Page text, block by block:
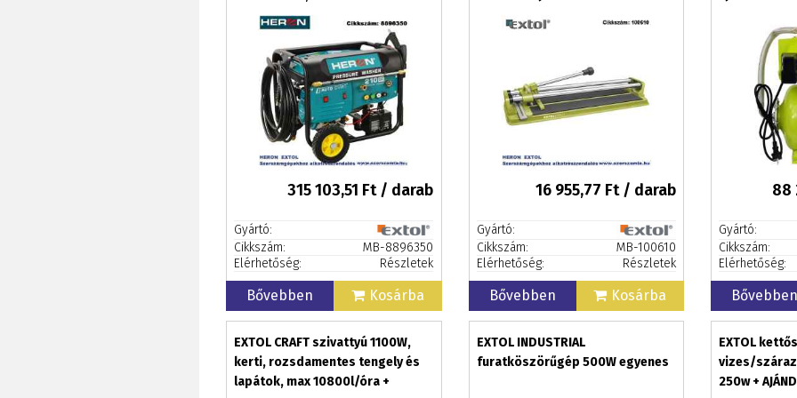
önindítóval + AJÁNDÉK
315 103,51 Ft / darab
Gyártó:
Cikkszám:
MB-8896350
Elérhetőség:
Részletek
Bővebben Kosárba
16 955,77 Ft / darab
Gyártó:
Cikkszám:
MB-100610
Elérhetőség:
Részletek
Bővebben Kosárba
88
Gyártó:
Cikkszám:
Elérhetőség:
EXTOL CRAFT szivattyú 1100W,
kerti, rozsdamentes tengely és
lapátok, max 10800l/óra +
EXTOL INDUSTRIAL
furatköszörűgép 500W egyenes
EXTOL
vizes/
250w +